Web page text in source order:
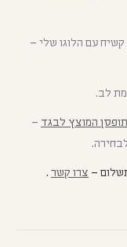
עם הלוגו שלי –
לב.
תופסן המוצץ לבגד –
– צרו קשר .